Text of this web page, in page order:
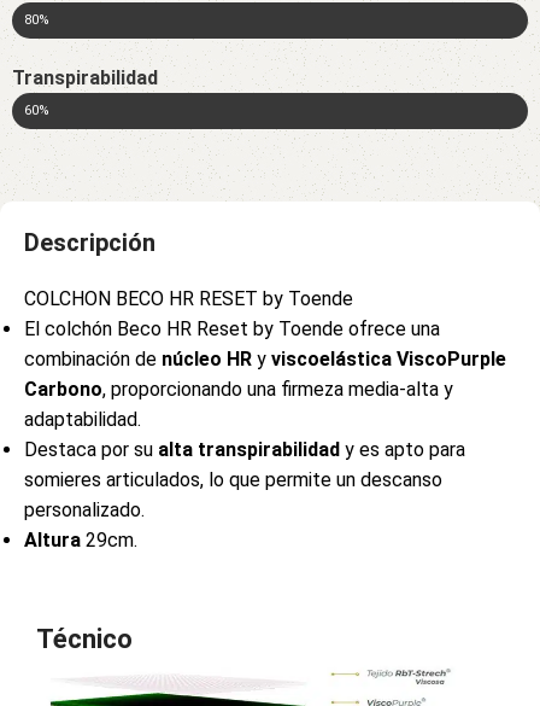
80%
Transpirabilidad
60%
Descripción
COLCHON BECO HR RESET by Toende
El colchón Beco HR Reset by Toende ofrece una
combinación de núcleo HR y viscoelástica ViscoPurple
Carbono, proporcionando una firmeza media-alta y
adaptabilidad.
Destaca por su alta transpirabilidad y es apto para
somieres articulados, lo que permite un descanso
personalizado.
Altura 29cm.
Técnico